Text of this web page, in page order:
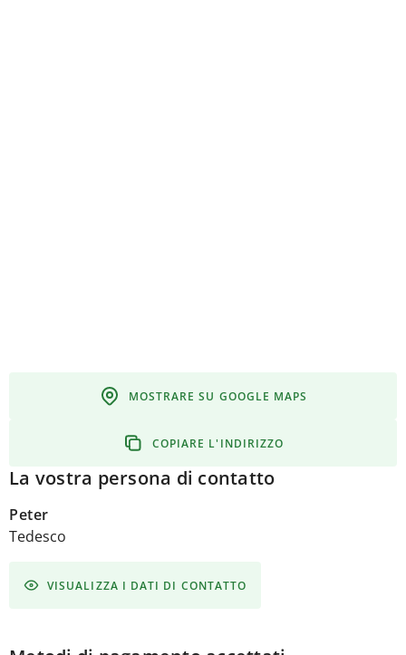
MOSTRARE SU GOOGLE MAPS
COPIARE L'INDIRIZZO
La vostra persona di contatto
Peter
Tedesco
VISUALIZZA I DATI DI CONTATTO